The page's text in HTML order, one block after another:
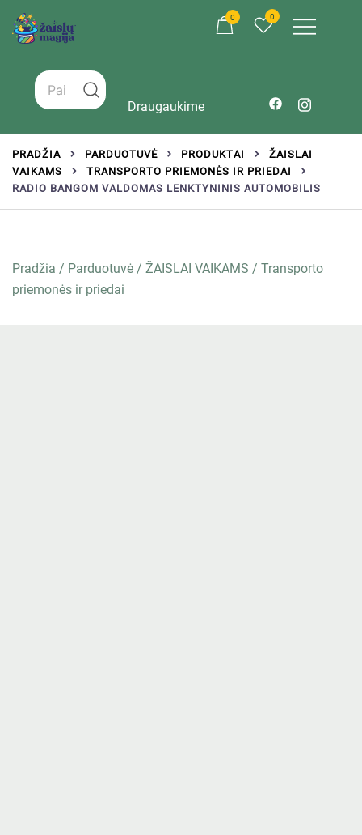
0 0
Draugaukime
PRADŽIA PARDUOTUVĖ PRODUKTAI
ŽAISLAI
VAIKAMS
TRANSPORTO PRIEMONĖS IR PRIEDAI
RADIO BANGOM VALDOMAS LENKTYNINIS AUTOMOBILIS
Pradžia / Parduotuvė / ŽAISLAI VAIKAMS / Transporto
priemonės ir priedai